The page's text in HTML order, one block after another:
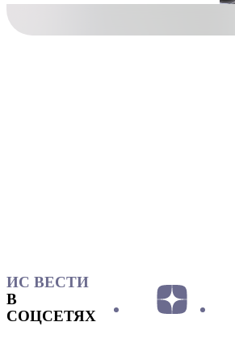
ИС ВЕСТИ
В
СОЦСЕТЯХ